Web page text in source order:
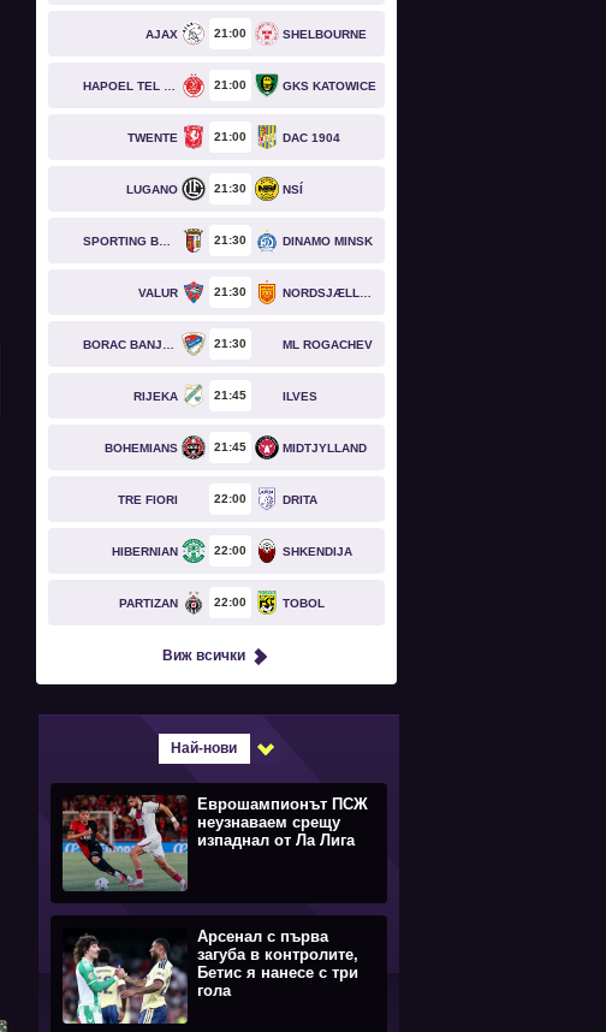
AJAX 21 00 SHELBOURNE
21 00 GKS KATOWICE
TWENTE 21 00 DAC 1904
LUGANO 21 30 NSÍ
21 30 DINAMO MINSK
VALUR 21 30
21 30 ML ROGACHEV
RIJEKA 21 45 ILVES
BOHEMIANS 21 45 MIDTJYLLAND
TRE FIORI 22 00 DRITA
HIBERNIAN 22 00 SHKENDIJA
PARTIZAN 22 00 TOBOL
Виж всички
Най-нови
Еврошампионът ПСЖ
неузнаваем срещу
изпаднал от Ла Лига
Арсенал с първа
загуба в контролите,
Бетис я нанесе с три
гола